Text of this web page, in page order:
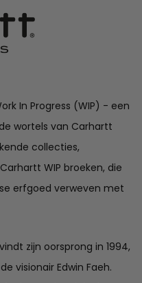
In Progress (WIP) - een
wortels van Carhartt
collecties,
WIP broeken, die
erfgoed verweven met
zijn oorsprong in 1994,
visionair Edwin Faeh.